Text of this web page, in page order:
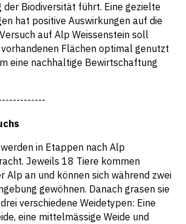
der Biodiversität führt. Eine gezielte
hat positive Auswirkungen auf die
auf Alp Weissenstein soll
Flächen optimal genutzt
eine nachhaltige Bewirtschaftung
in Etappen nach Alp
Jeweils 18 Tiere kommen
Alp an und können sich während zwei
gewöhnen. Danach grasen sie
verschiedene Weidetypen: Eine
eine mittelmässige Weide und